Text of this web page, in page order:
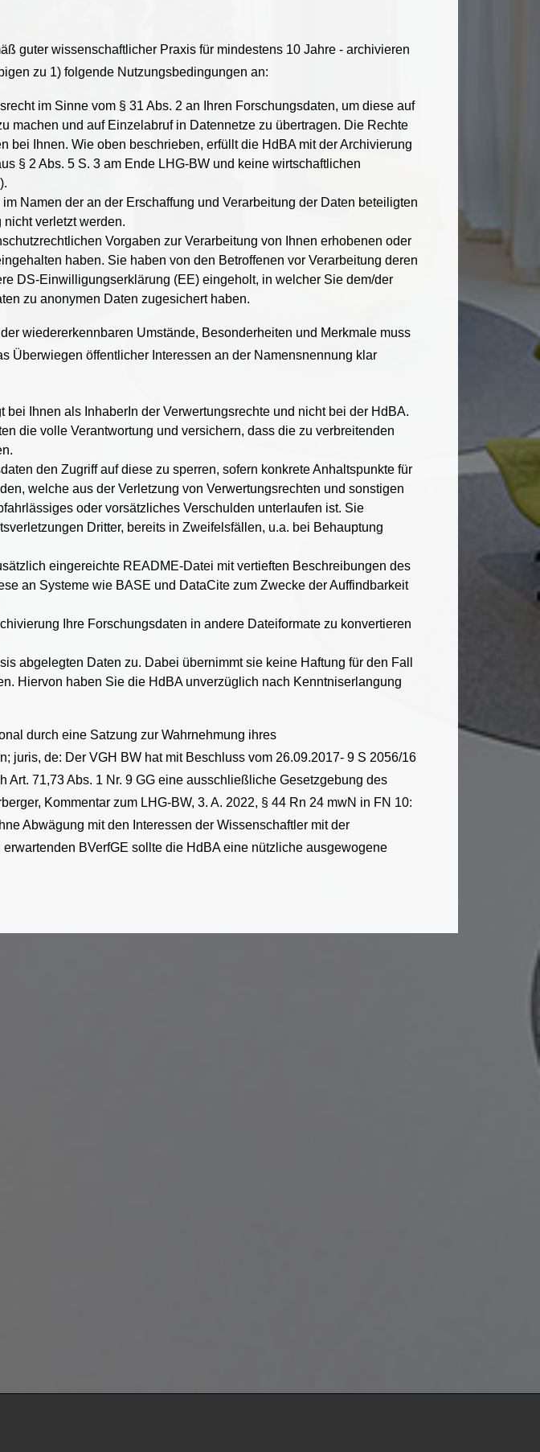
guter wissenschaftlicher Praxis für mindestens 10 Jahre - archivieren
zu 1) folgende Nutzungsbedingungen an:
im Sinne vom § 31 Abs. 2 an Ihren Forschungsdaten, um diese auf
machen und auf Einzelabruf in Datennetze zu übertragen. Die Rechte
Ihnen. Wie oben beschrieben, erfüllt die HdBA mit der Archivierung
§ 2 Abs. 5 S. 3 am Ende LHG-BW und keine wirtschaftlichen
Namen der an der Erschaffung und Verarbeitung der Daten beteiligten
verletzt werden.
Vorgaben zur Verarbeitung von Ihnen erhobenen oder
haben. Sie haben von den Betroffenen vor Verarbeitung deren
DS-Einwilligungserklärung (EE) eingeholt, in welcher Sie dem/der
zu anonymen Daten zugesichert haben.
wiedererkennbaren Umstände, Besonderheiten und Merkmale muss
Überwiegen öffentlicher Interessen an der Namensnennung klar
Ihnen als InhaberIn der Verwertungsrechte und nicht bei der HdBA.
die volle Verantwortung und versichern, dass die zu verbreitenden
den Zugriff auf diese zu sperren, sofern konkrete Anhaltspunkte für
welche aus der Verletzung von Verwertungsrechten und sonstigen
oder vorsätzliches Verschulden unterlaufen ist. Sie
Dritter, bereits in Zweifelsfällen, u.a. bei Behauptung
eingereichte README-Datei mit vertieften Beschreibungen des
an Systeme wie BASE und DataCite zum Zwecke der Auffindbarkeit
Ihre Forschungsdaten in andere Dateiformate zu konvertieren
abgelegten Daten zu. Dabei übernimmt sie keine Haftung für den Fall
Hiervon haben Sie die HdBA unverzüglich nach Kenntniserlangung
durch eine Satzung zur Wahrnehmung ihres
juris, de: Der VGH BW hat mit Beschluss vom 26.09.2017- 9 S 2056/16
71,73 Abs. 1 Nr. 9 GG eine ausschließliche Gesetzgebung des
Kommentar zum LHG-BW, 3. A. 2022, § 44 Rn 24 mwN in FN 10:
Abwägung mit den Interessen der Wissenschaftler mit der
BVerfGE sollte die HdBA eine nützliche ausgewogene